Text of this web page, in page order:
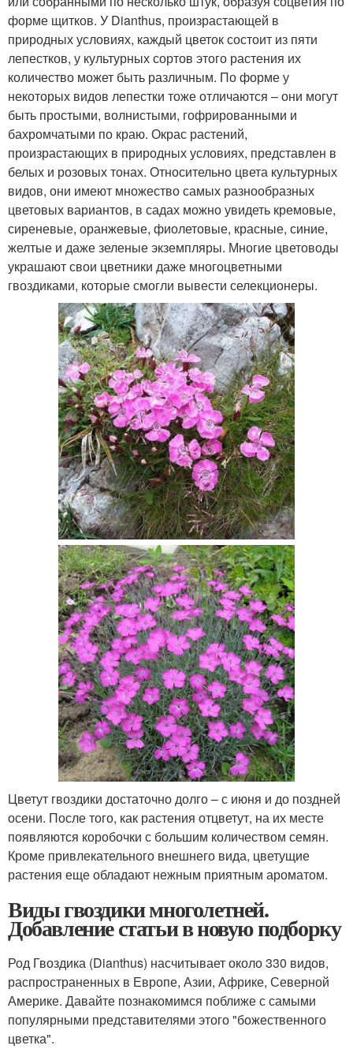
форме щитков. У Dianthus, произрастающей в
природных условиях, каждый цветок состоит из пяти
лепестков, у культурных сортов этого растения их
количество может быть различным. По форме у
некоторых видов лепестки тоже отличаются – они могут
быть простыми, волнистыми, гофрированными и
бахромчатыми по краю. Окрас растений,
произрастающих в природных условиях, представлен в
белых и розовых тонах. Относительно цвета культурных
видов, они имеют множество самых разнообразных
цветовых вариантов, в садах можно увидеть кремовые,
сиреневые, оранжевые, фиолетовые, красные, синие,
желтые и даже зеленые экземпляры. Многие цветоводы
украшают свои цветники даже многоцветными
гвоздиками, которые смогли вывести селекционеры.
Цветут гвоздики достаточно долго – с июня и до поздней
осени. После того, как растения отцветут, на их месте
появляются коробочки с большим количеством семян.
Кроме привлекательного внешнего вида, цветущие
растения еще обладают нежным приятным ароматом.
Виды гвоздики многолетней.
Добавление статьи в новую подборку
Род Гвоздика (Dianthus) насчитывает около 330 видов,
распространенных в Европе, Азии, Африке, Северной
Америке. Давайте познакомимся поближе с самыми
популярными представителями этого "божественного
цветка".